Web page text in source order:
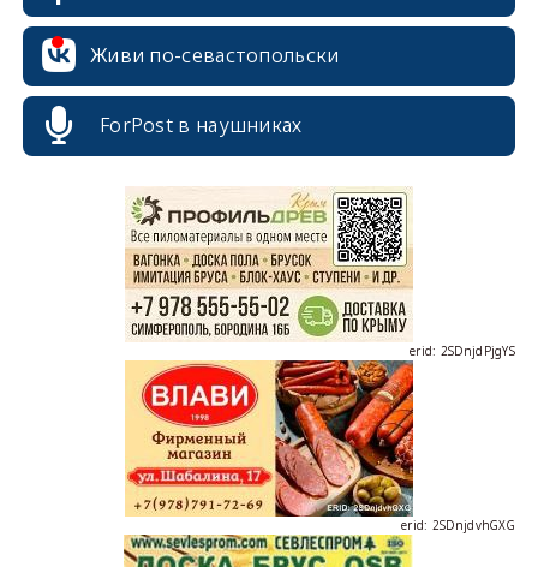
Живи по-севастопольски
ForPost в наушниках
erid: 2SDnjcrDNw6
erid: 2SDnjdvhGXG